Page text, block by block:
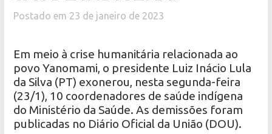
Postado em 23 de janeiro de 2023
Em meio à crise humanitária relacionada ao
povo Yanomami, o presidente Luiz Inácio Lula
da Silva (PT) exonerou, nesta segunda-feira
(23/1), 10 coordenadores de saúde indígena
do Ministério da Saúde. As demissões foram
publicadas no Diário Oficial da União (DOU).